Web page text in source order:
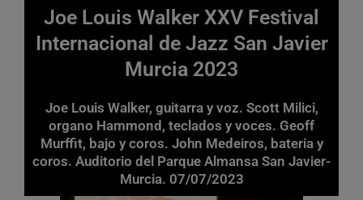
Joe Louis Walker XXV Festival
Internacional de Jazz San Javier
Murcia 2023
Joe Louis Walker, guitarra y voz. Scott Milici,
organo Hammond, teclados y voces. Geoff
Murffit, bajo y coros. John Medeiros, bateria y
coros. Auditorio del Parque Almansa San Javier-
Murcia. 07/07/2023